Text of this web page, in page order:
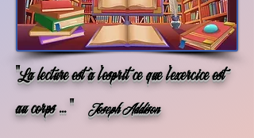
"La lecture est à l'esprit ce que l'exercice est
au corps ... "Joseph Addison